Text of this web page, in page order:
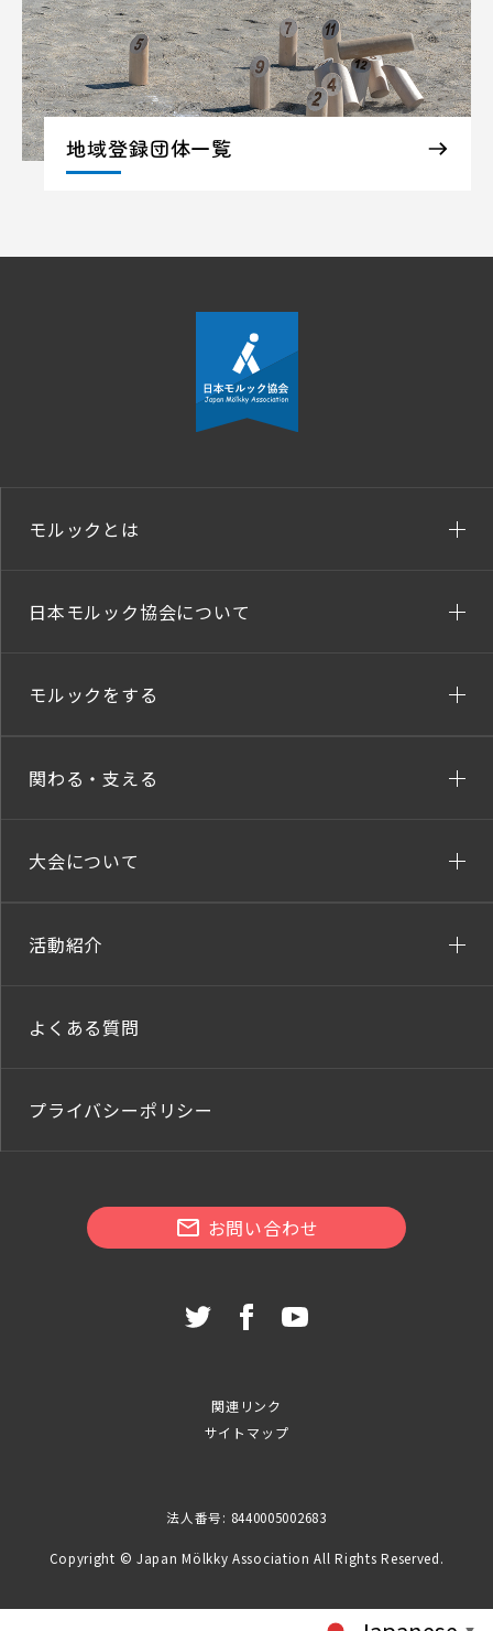
地域登録団体一覧
モルックとは
日本モルック協会について
モルックをする
関わる・支える
大会について
活動紹介
よくある質問
プライバシーポリシー
お問い合わせ
関連リンク
サイトマップ
法人番号: 8440005002683
Copyright © Japan Mölkky Association All Rights Reserved.